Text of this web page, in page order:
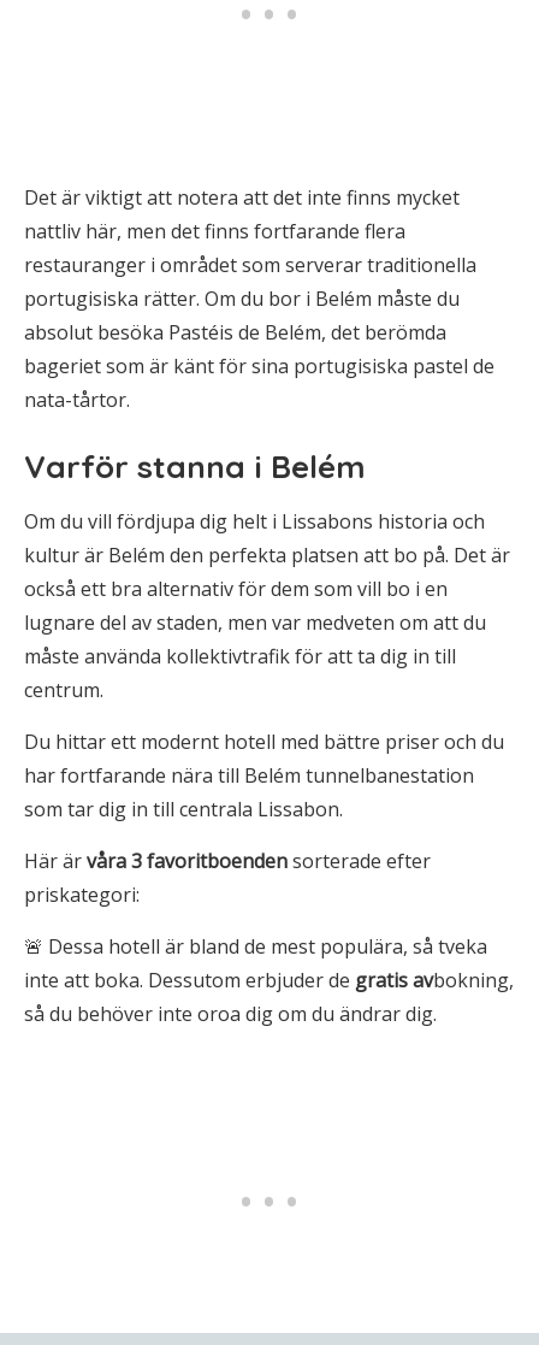
Det är viktigt att notera att det inte finns mycket
nattliv här, men det finns fortfarande flera
restauranger i området som serverar traditionella
portugisiska rätter. Om du bor i Belém måste du
absolut besöka Pastéis de Belém, det berömda
bageriet som är känt för sina portugisiska pastel de
nata-tårtor.
Varför stanna i Belém
Om du vill fördjupa dig helt i Lissabons historia och
kultur är Belém den perfekta platsen att bo på. Det är
också ett bra alternativ för dem som vill bo i en
lugnare del av staden, men var medveten om att du
måste använda kollektivtrafik för att ta dig in till
centrum.
Du hittar ett modernt hotell med bättre priser och du
har fortfarande nära till Belém tunnelbanestation
som tar dig in till centrala Lissabon.
Här ärvåra 3favoritboendensorterade efter
priskategori:
🚨 Dessa hotell är bland de mest populära, så tveka
inte att boka. Dessutom erbjuder de gratis avbokning,
så du behöver inte oroa dig om du ändrar dig.